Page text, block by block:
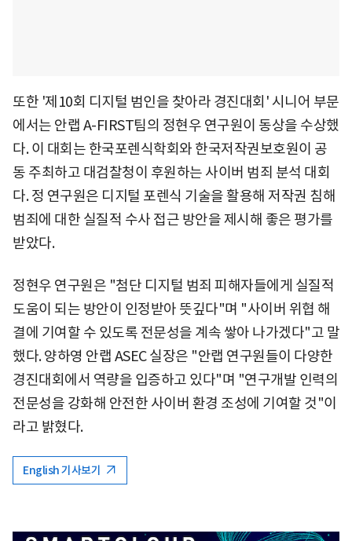
또한 '제10회 디지털 범인을 찾아라 경진대회' 시니어 부문
에서는 안랩 A-FIRST팀의 정현우 연구원이 동상을 수상했
다. 이 대회는 한국포렌식학회와 한국저작권보호원이 공
동 주최하고 대검찰청이 후원하는 사이버 범죄 분석 대회
다. 정 연구원은 디지털 포렌식 기술을 활용해 저작권 침해
범죄에 대한 실질적 수사 접근 방안을 제시해 좋은 평가를
받았다.
정현우 연구원은 "첨단 디지털 범죄 피해자들에게 실질적
도움이 되는 방안이 인정받아 뜻깊다"며 "사이버 위협 해
결에 기여할 수 있도록 전문성을 계속 쌓아 나가겠다"고 말
했다. 양하영 안랩 ASEC 실장은 "안랩 연구원들이 다양한
경진대회에서 역량을 입증하고 있다"며 "연구개발 인력의
전문성을 강화해 안전한 사이버 환경 조성에 기여할 것"이
라고 밝혔다.
English 기사보기